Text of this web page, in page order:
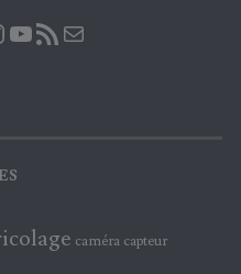
Instagram
YouTube
Flux RSS
caméra capteur